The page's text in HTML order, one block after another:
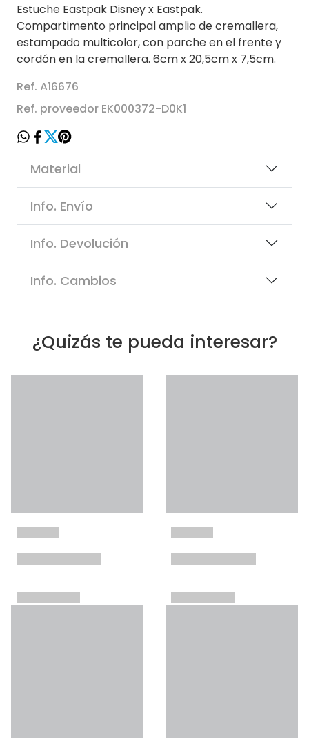
Estuche Eastpak Disney x Eastpak.
Compartimento principal amplio de cremallera,
estampado multicolor, con parche en el frente y
cordón en la cremallera. 6cm x 20,5cm x 7,5cm.
Ref. A16676
Ref. proveedor EK000372-D0K1
Material
Info. Envío
Info. Devolución
Info. Cambios
¿Quizás te pueda interesar?